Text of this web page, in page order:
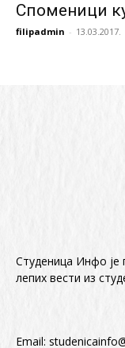
Споменици
filipadmin - 13.03.2017.
Студеница Инфо је
лепих вести из
Email: